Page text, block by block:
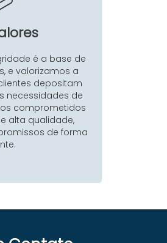
é a base de
e valorizamos a
depositam
necessidades de
comprometidos
alta qualidade,
de forma